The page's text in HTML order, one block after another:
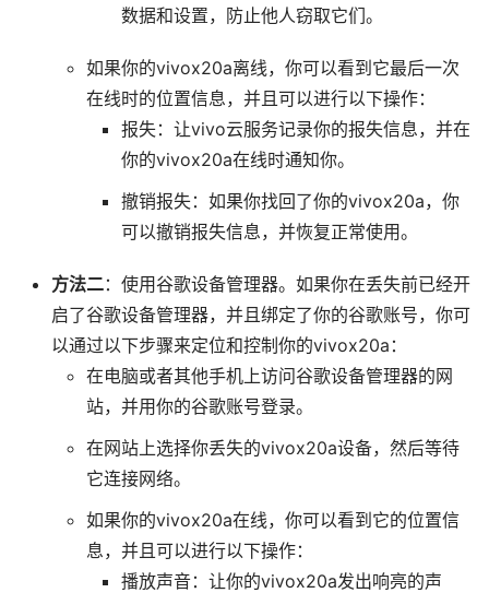
数据和设置，防止他人窃取它们。
如果你的vivox20a离线，你可以看到它最后一次
在线时的位置信息，并且可以进行以下操作：
报失：让vivo云服务记录你的报失信息，并在
你的vivox20a在线时通知你。
撤销报失：如果你找回了你的vivox20a，你
可以撤销报失信息，并恢复正常使用。
方法二：使用谷歌设备管理器。如果你在丢失前已经开
启了谷歌设备管理器，并且绑定了你的谷歌账号，你可
以通过以下步骤来定位和控制你的vivox20a：
在电脑或者其他手机上访问谷歌设备管理器的网
站，并用你的谷歌账号登录。
在网站上选择你丢失的vivox20a设备，然后等待
它连接网络。
如果你的vivox20a在线，你可以看到它的位置信
息，并且可以进行以下操作：
播放声音：让你的vivox20a发出响亮的声